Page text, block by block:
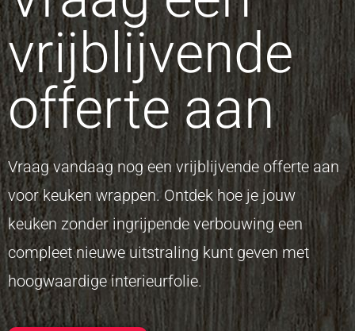
vrijblijvende
offerte aan
Vraag vandaag nog een vrijblijvende offerte aan
voor keuken wrappen. Ontdek hoe je jouw
keuken zonder ingrijpende verbouwing een
compleet nieuwe uitstraling kunt geven met
hoogwaardige interieurfolie.